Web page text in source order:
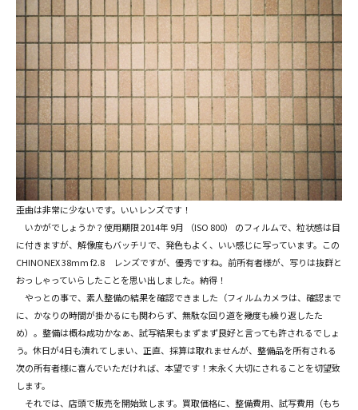
歪曲は非常に少ないです。いいレンズです！
いかがでしょうか？使用期限 2014年 9月 （ISO 800） のフィルムで、粒状感は目
に付きますが、解像度もバッチリで、発色もよく、いい感じに写っています。この
CHINONEX 38mm f2.8 レンズですが、優秀ですね。前所有者様が、写りは抜群と
おっしゃっていらしたことを思い出しました。納得！
やっとの事で、素人整備の結果を確認できました（フィルムカメラは、確認まで
に、かなりの時間が掛かるにも関わらず、無駄な回り道を幾度も繰り返したた
め）。整備は概ね成功かなぁ、試写結果もまずまず良好と言っても許されるでしょ
う。休日が4日も潰れてしまい、正直、採算は取れませんが、整備品を所有される
次の所有者様に喜んでいただければ、本望です！末永く大切にされることを切望致
します。
それでは、店頭で販売を開始致します。買取価格に、整備費用、試写費用（もち